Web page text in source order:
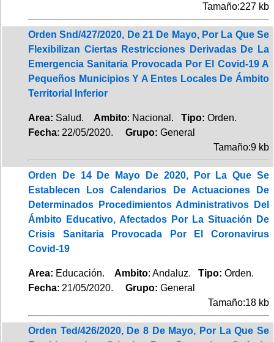
Tamaño:227 kb
Orden Snd/427/2020, De 21 De Mayo, Por La Que Se
Flexibilizan Ciertas Restricciones Derivadas De La
Emergencia Sanitaria Provocada Por El Covid-19 A
Pequeños Municipios Y A Entes Locales De Ámbito
Territorial Inferior
Area: Salud. Ambito: Nacional. Tipo: Orden.
Fecha: 22/05/2020. Grupo: General
Tamaño:9 kb
Orden De 14 De Mayo De 2020, Por La Que Se
Establecen Los Calendarios De Actuaciones De
Determinados Procedimientos Administrativos Del
Ámbito Educativo, Afectados Por La Situación De
Crisis Sanitaria Provocada Por El Coronavirus
Covid-19
Area: Educación. Ambito: Andaluz. Tipo: Orden.
Fecha: 21/05/2020. Grupo: General
Tamaño:18 kb
Orden Ted/426/2020, De 8 De Mayo, Por La Que Se